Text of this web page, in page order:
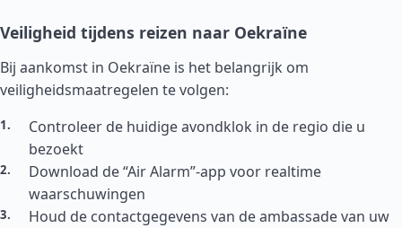
Veiligheid tijdens reizen naar Oekraïne
Bij aankomst in Oekraïne is het belangrijk om
veiligheidsmaatregelen te volgen:
Controleer de huidige avondklok in de regio die u
bezoekt
Download de “Air Alarm”-app voor realtime
waarschuwingen
Houd de contactgegevens van de ambassade van uw